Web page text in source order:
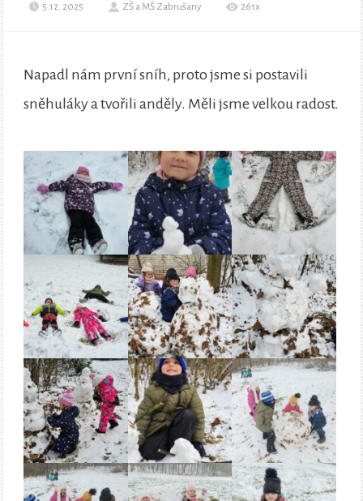
5.12. 2025 ZŠ a MŠ Zabrušany 261x
Napadl nám první sníh, proto jsme si postavili
sněhuláky a tvořili anděly. Měli jsme velkou radost.